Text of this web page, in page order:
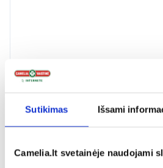
Sutikimas Išsami
Camelia.lt svetainėje naudojami
CONVATEC apsauginiai milteliai